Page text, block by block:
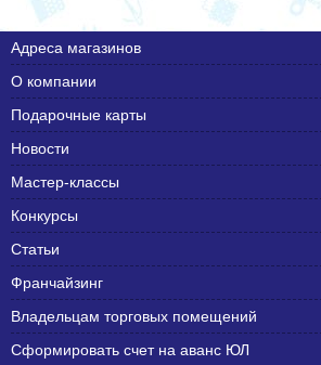
Адреса магазинов
О компании
Подарочные карты
Новости
Мастер-классы
Конкурсы
Статьи
Франчайзинг
Владельцам торговых помещений
Сформировать счет на аванс ЮЛ